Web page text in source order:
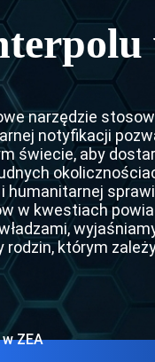
między ZEA a
między ZEA a
o ekstradycji
między ZEA a
między ZEA a
między Polską
z ZEA do
z ZEA do Indii
z ZEA do Egiptu
o ekstradycji
nota Interpolu
aresztowania
nota Interpolu
(Komisja ds. Kontroli
Interpolu
narzędzie
notyfikacji
świecie, aby
humanitarnej
w kwestiach
którym
ZEA